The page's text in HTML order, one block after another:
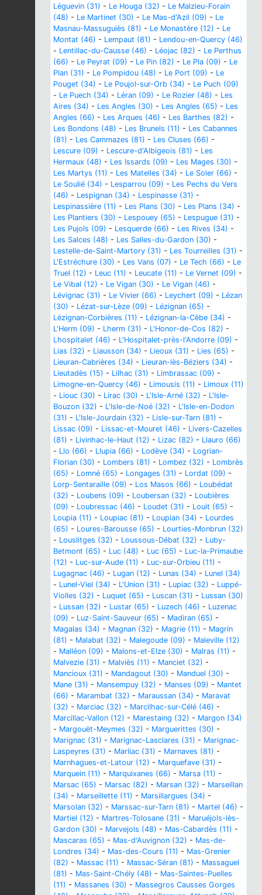
Léguevin (31) - Le Houga (32) - Le Malzieu-Forain
(48) - Le Martinet (30) - Le Mas-d'Azil (09) - Le
Masnau-Massuguiès (81) - Le Monastère (12) - Le
Montat (46) - Lempaut (81) - Lendou-en-Quercy (46)
- Lentillac-du-Causse (46) - Léojac (82) - Le Perthus
(66) - Le Peyrat (09) - Le Pin (82) - Le Pla (09) - Le
Plan (31) - Le Pompidou (48) - Le Port (09) - Le
Pouget (34) - Le Poujol-sur-Orb (34) - Le Puch (09)
- Le Puech (34) - Léran (09) - Le Rozier (48) - Les
Aires (34) - Les Angles (30) - Les Angles (65) - Les
Angles (66) - Les Arques (46) - Les Barthes (82) -
Les Bondons (48) - Les Brunels (11) - Les Cabannes
(81) - Les Cammazes (81) - Les Cluses (66) -
Lescure (09) - Lescure-d'Albigeois (81) - Les
Hermaux (48) - Les Issards (09) - Les Mages (30) -
Les Martys (11) - Les Matelles (34) - Le Soler (66) -
Le Soulié (34) - Lesparrou (09) - Les Pechs du Vers
(46) - Lespignan (34) - Lespinasse (31) -
Lespinassière (11) - Les Plans (30) - Les Plans (34) -
Les Plantiers (30) - Lespouey (65) - Lespugue (31) -
Les Pujols (09) - Lesquerde (66) - Les Rives (34) -
Les Salces (48) - Les Salles-du-Gardon (30) -
Lestelle-de-Saint-Martory (31) - Les Tourreilles (31) -
L'Estréchure (30) - Les Vans (07) - Le Tech (66) - Le
Truel (12) - Leuc (11) - Leucate (11) - Le Vernet (09) -
Le Vibal (12) - Le Vigan (30) - Le Vigan (46) -
Lévignac (31) - Le Vivier (66) - Leychert (09) - Lézan
(30) - Lézat-sur-Lèze (09) - Lézignan (65) -
Lézignan-Corbières (11) - Lézignan-la-Cèbe (34) -
L'Herm (09) - Lherm (31) - L'Honor-de-Cos (82) -
Lhospitalet (46) - L'Hospitalet-près-l'Andorre (09) -
Lias (32) - Liausson (34) - Lieoux (31) - Lies (65) -
Lieuran-Cabrières (34) - Lieuran-lès-Béziers (34) -
Lieutadès (15) - Lilhac (31) - Limbrassac (09) -
Limogne-en-Quercy (46) - Limousis (11) - Limoux (11)
- Liouc (30) - Lirac (30) - L'Isle-Arné (32) - L'Isle-
Bouzon (32) - L'Isle-de-Noé (32) - L'Isle-en-Dodon
(31) - L'Isle-Jourdain (32) - Lisle-sur-Tarn (81) -
Lissac (09) - Lissac-et-Mouret (46) - Livers-Cazelles
(81) - Livinhac-le-Haut (12) - Lizac (82) - Llauro (66)
- Llo (66) - Llupia (66) - Lodève (34) - Logrian-
Florian (30) - Lombers (81) - Lombez (32) - Lombrès
(65) - Lomné (65) - Longages (31) - Lordat (09) -
Lorp-Sentaraille (09) - Los Masos (66) - Loubédat
(32) - Loubens (09) - Loubersan (32) - Loubières
(09) - Loubressac (46) - Loudet (31) - Louit (65) -
Loupia (11) - Loupiac (81) - Loupian (34) - Lourdes
(65) - Loures-Barousse (65) - Lourties-Monbrun (32)
- Louslitges (32) - Loussous-Débat (32) - Luby-
Betmont (65) - Luc (48) - Luc (65) - Luc-la-Primaube
(12) - Luc-sur-Aude (11) - Luc-sur-Orbieu (11) -
Lugagnac (46) - Lugan (12) - Lunas (34) - Lunel (34)
- Lunel-Viel (34) - L'Union (31) - Lupiac (32) - Luppé-
Violles (32) - Luquet (65) - Luscan (31) - Lussan (30)
- Lussan (32) - Lustar (65) - Luzech (46) - Luzenac
(09) - Luz-Saint-Sauveur (65) - Madiran (65) -
Magalas (34) - Magnan (32) - Magrie (11) - Magrin
(81) - Malabat (32) - Malegoude (09) - Maleville (12)
- Malléon (09) - Malons-et-Elze (30) - Malras (11) -
Malvezie (31) - Malviès (11) - Manciet (32) -
Mancioux (31) - Mandagout (30) - Manduel (30) -
Mane (31) - Mansempuy (32) - Manses (09) - Mantet
(66) - Marambat (32) - Maraussan (34) - Maravat
(32) - Marciac (32) - Marcilhac-sur-Célé (46) -
Marcillac-Vallon (12) - Marestaing (32) - Margon (34)
- Margouët-Meymes (32) - Marguerittes (30) -
Marignac (31) - Marignac-Lasclares (31) - Marignac-
Laspeyres (31) - Marliac (31) - Marnaves (81) -
Marnhagues-et-Latour (12) - Marquefave (31) -
Marquein (11) - Marquixanes (66) - Marsa (11) -
Marsac (65) - Marsac (82) - Marsan (32) - Marseillan
(34) - Marseillette (11) - Marsillargues (34) -
Marsolan (32) - Marssac-sur-Tarn (81) - Martel (46) -
Martiel (12) - Martres-Tolosane (31) - Maruéjols-lès-
Gardon (30) - Marvejols (48) - Mas-Cabardès (11) -
Mascaras (65) - Mas-d'Auvignon (32) - Mas-de-
Londres (34) - Mas-des-Cours (11) - Mas-Grenier
(82) - Massac (11) - Massac-Séran (81) - Massaguel
(81) - Mas-Saint-Chély (48) - Mas-Saintes-Puelles
(11) - Massanes (30) - Massegros Causses Gorges